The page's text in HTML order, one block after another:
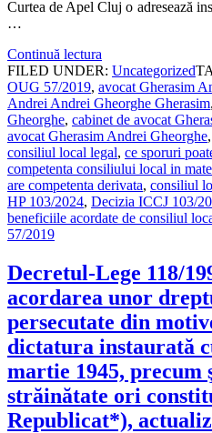
Curtea de Apel Cluj o adresează
…
Continuă lectura
FILED UNDER: Uncategorized
OUG 57/2019, avocat Gherasim
Andrei Andrei Gheorghe Gherasim,
Gheorghe, cabinet de avocat
avocat Gherasim Andrei Gheorghe,
consiliul local legal, ce sporuri
competenta consiliului local in
are competenta derivata, consiliul
HP 103/2024, Decizia ICCJ 103/
beneficiile acordate de consiliul
57/2019
Decretul-Lege 118/
acordarea unor
persecutate din
dictatura instaurată
martie 1945, precum
străinătate ori
Republicat*),